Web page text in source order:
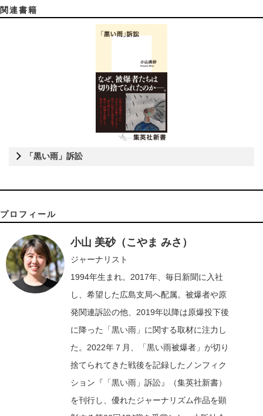
関連書籍
「黒い雨」訴訟
プロフィール
小山 美砂（こやま みさ）
ジャーナリスト
1994年生まれ。2017年、毎日新聞に入社
し、希望した広島支局へ配属。被爆者や原
発関連訴訟の他、2019年以降は原爆投下後
に降った「黒い雨」に関する取材に注力し
た。2022年７月、「黒い雨被爆者」が切り
捨てられてきた戦後を記録したノンフィク
ション『「黒い雨」訴訟』（集英社新書）
を刊行し、優れたジャーナリズム作品を顕